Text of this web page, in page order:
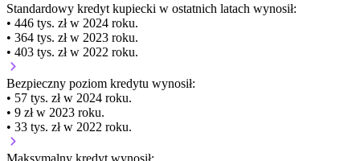
Standardowy kredyt kupiecki w ostatnich latach wynosił:
• 446 tys. zł w 2024 roku.
• 364 tys. zł w 2023 roku.
• 403 tys. zł w 2022 roku.
Bezpieczny poziom kredytu wynosił:
• 57 tys. zł w 2024 roku.
• 9 zł w 2023 roku.
• 33 tys. zł w 2022 roku.
Maksymalny kredyt wynosił: